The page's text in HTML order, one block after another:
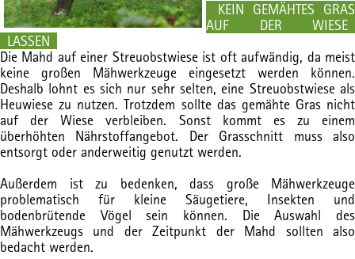
KEIN GEMÄHTES GRAS
AUF DER WIESE
LASSEN
Die Mahd auf einer Streuobstwiese ist oft aufwändig, da meist
keine großen Mähwerkzeuge eingesetzt werden können.
Deshalb lohnt es sich nur sehr selten, eine Streuobstwiese als
Heuwiese zu nutzen. Trotzdem sollte das gemähte Gras nicht
auf der Wiese verbleiben. Sonst kommt es zu einem
überhöhten Nährstoffangebot. Der Grasschnitt muss also
entsorgt oder anderweitig genutzt werden.
Außerdem ist zu bedenken, dass große Mähwerkzeuge
problematisch für kleine Säugetiere, Insekten und
bodenbrütende Vögel sein können. Die Auswahl des
Mähwerkzeugs und der Zeitpunkt der Mahd sollten also
bedacht werden.